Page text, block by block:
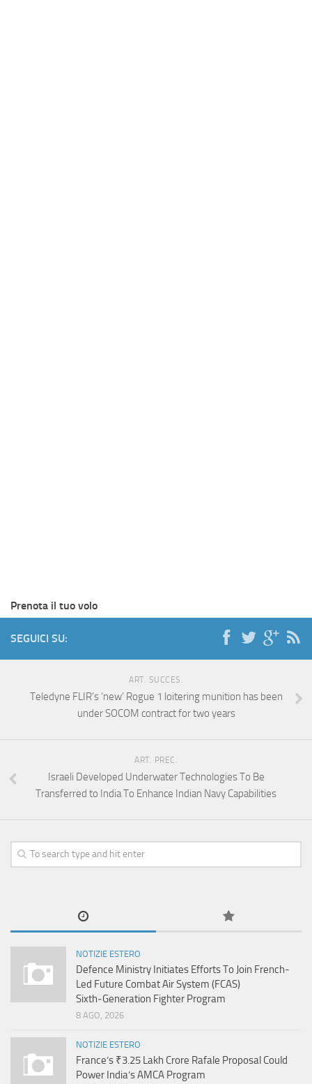
Prenota il tuo volo
SEGUICI SU:
ART. SUCCES.
Teledyne FLIR’s ‘new’ Rogue 1 loitering munition has been
under SOCOM contract for two years
ART. PREC.
Israeli Developed Underwater Technologies To Be
Transferred to India To Enhance Indian Navy Capabilities
NOTIZIE ESTERO
Defence Ministry Initiates Efforts To Join French-
Led Future Combat Air System (FCAS)
Sixth‑Generation Fighter Program
8 AGO, 2026
NOTIZIE ESTERO
France’s ₹3.25 Lakh Crore Rafale Proposal Could
Power India’s AMCA Program